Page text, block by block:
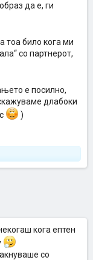
да е, ги
тоа било кога ми
со партнерот,
е посилно,
длабоки
)
кога ептен
со